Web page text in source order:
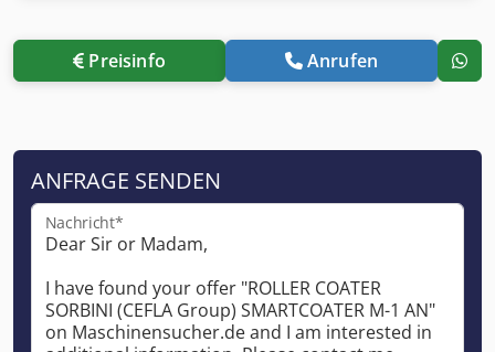
Preisinfo Anrufen
ANFRAGE SENDEN
Nachricht*